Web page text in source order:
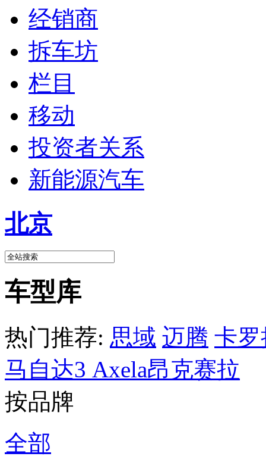
经销商
拆车坊
栏目
移动
投资者关系
新能源汽车
北京
车型库
热门推荐: 思域 迈腾 卡罗
马自达3 Axela昂克赛拉
按品牌
全部